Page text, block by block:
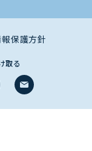
保護方針
取る